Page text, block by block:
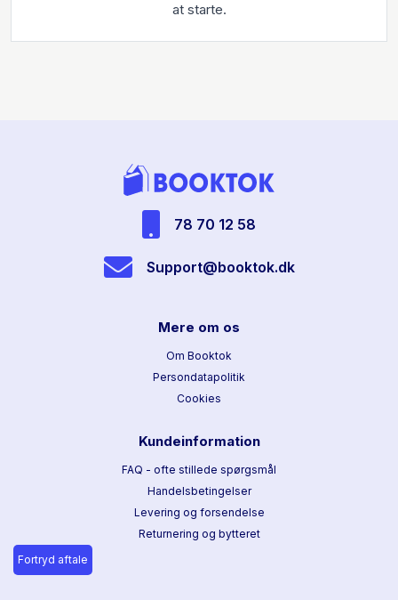
at starte.
78 70 12 58
Support@booktok.dk
Mere om os
Om Booktok
Persondatapolitik
Cookies
Kundeinformation
FAQ - ofte stillede spørgsmål
Handelsbetingelser
Levering og forsendelse
Returnering og bytteret
Fortryd aftale